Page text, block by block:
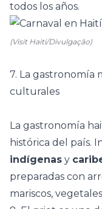
todos los años.
(Visit Haiti/Divulgação)
7. La gastronomía
culturales
La gastronomía
histórica del país.
indígenas y
preparadas con
mariscos,